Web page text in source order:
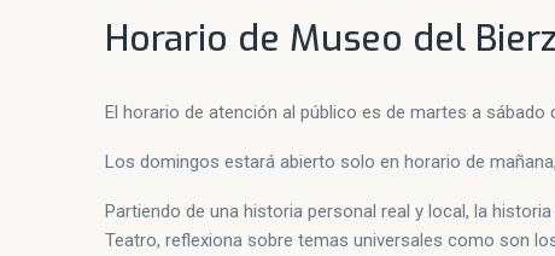
Horario de Museo del
El horario de atención al público es de martes a
Los domingos estará abierto solo en horario de
Partiendo de una historia personal real y local, la
Teatro, reflexiona sobre temas universales como son